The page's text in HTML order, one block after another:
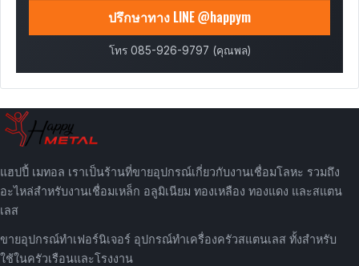
ปรึกษาทาง LINE @happym
โทร 085-926-9797 (คุณพล)
แฮปปี้ เมทอล เราเป็นร้านที่ขายอุปกรณ์เกี่ยวกับงานเชื่อมโลหะ รวมถึง
อะไหล่สำหรับงานเชื่อมเหล็ก อลูมิเนียม ทองเหลือง ทองแดง และสแตน
เลส
ขายอุปกรณ์ทำเฟอร์นิเจอร์ อุปกรณ์ทำเครื่องครัวสแตนเลส ทั้งสำหรับ
ใช้ในครัวเรือนและโรงงาน